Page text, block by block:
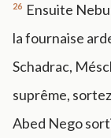
26 Ensuite
la fournaise
Schadrac,
suprême,
Abed Nego